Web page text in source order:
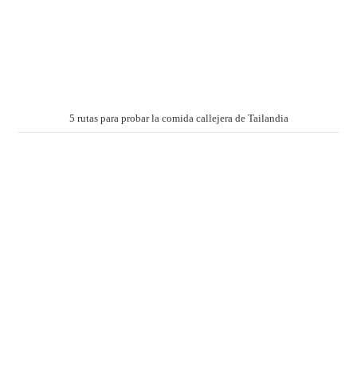
5 rutas para probar la comida callejera de Tailandia